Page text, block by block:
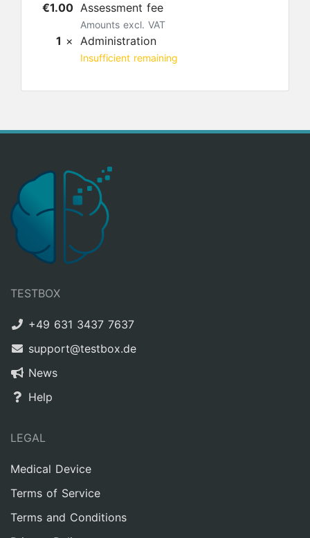
€1.00 Assessment fee
Amounts excl. VAT
1 × Administration
Insufficient remaining
TESTBOX
+49 631 3437 7637
support@testbox.de
News
Help
LEGAL
Medical Device
Terms of Service
Terms and Conditions